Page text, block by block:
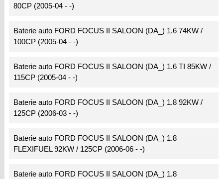
80CP (2005-04 - -)
Baterie auto FORD FOCUS II SALOON (DA_) 1.6 74KW /
100CP (2005-04 - -)
Baterie auto FORD FOCUS II SALOON (DA_) 1.6 TI 85KW /
115CP (2005-04 - -)
Baterie auto FORD FOCUS II SALOON (DA_) 1.8 92KW /
125CP (2006-03 - -)
Baterie auto FORD FOCUS II SALOON (DA_) 1.8
FLEXIFUEL 92KW / 125CP (2006-06 - -)
Baterie auto FORD FOCUS II SALOON (DA_) 1.8